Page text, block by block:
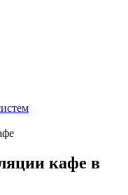
кафе в